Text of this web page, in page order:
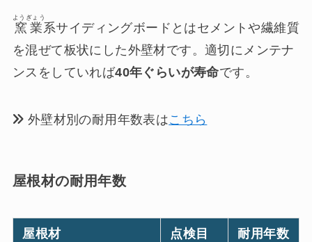
窯業
ようぎょう
系サイディングボードとはセメントや繊維質
を混ぜて板状にした外壁材です。適切にメンテナ
ンスをしていれば40年ぐらいが寿命です。
外壁材別の耐用年数表はこちら
屋根材の耐用年数
屋根材
点検目
耐用年数